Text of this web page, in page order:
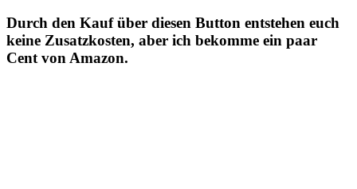
Durch den Kauf über diesen Button entstehen euch
keine Zusatzkosten, aber ich bekomme ein paar
Cent von Amazon.